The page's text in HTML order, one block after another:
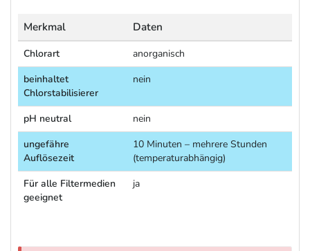
Merkmal Daten
Chlorart
anorganisch
beinhaltet
Chlorstabilisierer
nein
pH neutral
nein
ungefähre
Auflösezeit
10 Minuten – mehrere Stunden
(temperaturabhängig)
Für alle Filtermedien
geeignet
ja